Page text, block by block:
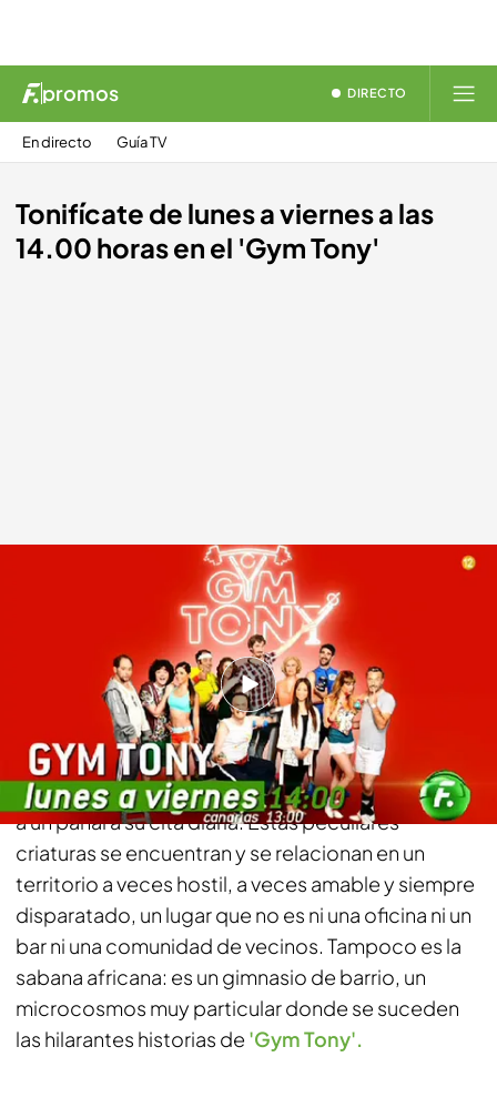
promos DIRECTO
En directo Guía TV
Tonifícate de lunes a viernes a las
14.00 horas en el 'Gym Tony'
Una fauna de variadas criaturas de distintos
tamaños, gustos y aficiones acuden como abejas
a un panal a su cita diaria. Estas peculiares
criaturas se encuentran y se relacionan en un
territorio a veces hostil, a veces amable y siempre
disparatado, un lugar que no es ni una oficina ni un
bar ni una comunidad de vecinos. Tampoco es la
sabana africana: es un gimnasio de barrio, un
microcosmos muy particular donde se suceden
las hilarantes historias de 'Gym Tony'.